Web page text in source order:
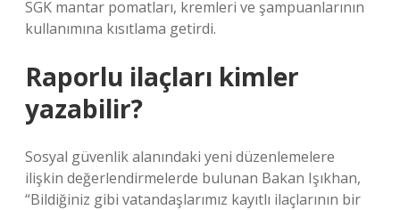
SGK mantar pomatları, kremleri ve şampuanlarının
kullanımına kısıtlama getirdi.
Raporlu ilaçları kimler
yazabilir?
Sosyal güvenlik alanındaki yeni düzenlemelere
ilişkin değerlendirmelerde bulunan Bakan Işıkhan,
“Bildiğiniz gibi vatandaşlarımız kayıtlı ilaçlarının bir